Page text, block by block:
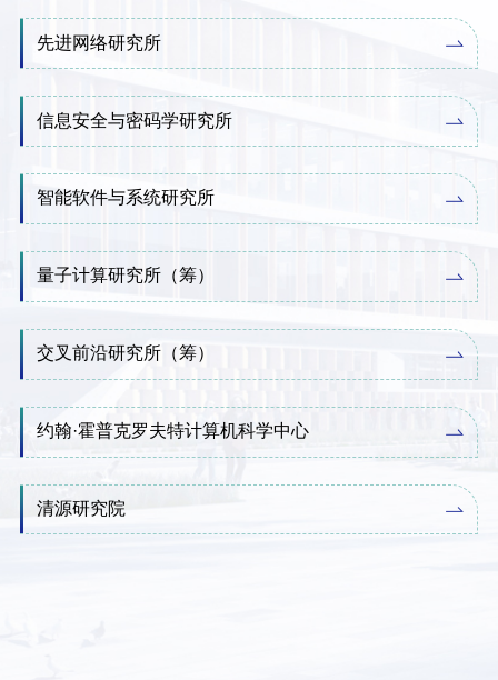
先进网络研究所
信息安全与密码学研究所
智能软件与系统研究所
量子计算研究所（筹）
交叉前沿研究所（筹）
约翰·霍普克罗夫特计算机科学中心
清源研究院